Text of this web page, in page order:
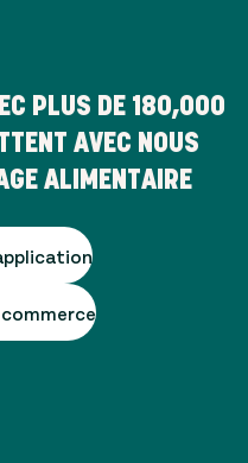
PLUS DE 180,000
AVEC NOUS
ALIMENTAIRE